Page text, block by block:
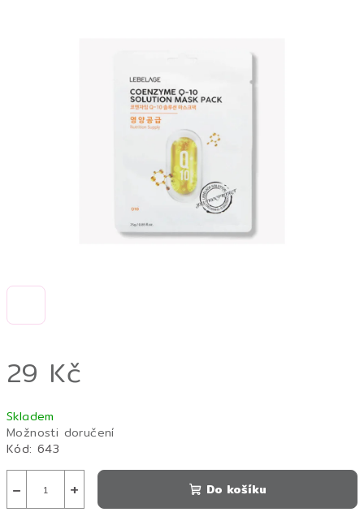
29 Kč
cena:
Skladem
Možnosti doručení
Kód: 643
+
− Do košíku